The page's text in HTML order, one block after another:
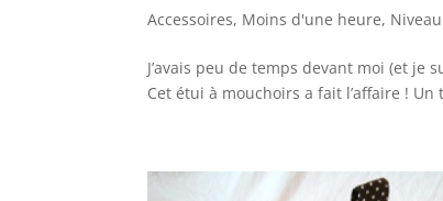
Accessoires, Moins d'une heure,
J’avais peu de temps devant moi (et
Cet étui à mouchoirs a fait l’affaire !